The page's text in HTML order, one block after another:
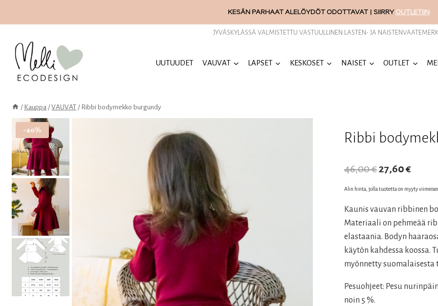
KESÄN PARHAAT ALELÖYDÖT ODOTTAVAT | SIIRRYOUTLETIIN
JYVÄSKYLÄSSÄ VALMISTETTU VASTUULLINEN LASTEN- JA
UUTUUDET VAUVAT LAPSET KESKOSET NAISET OUTLET
/ Kauppa / VAUVAT / Ribbi bodymekko burgundy
-40% Ribbi
46,00€
hinta
46,00 €.
27,60€
hinta
on:
27,60
Alin hinta, jolla tuotetta on myyty
Kaunis vauvan ribbinen
Materiaali on pehmeää
elastaania. Bodyn
käytön kahdessa koossa.
myönnetty
Pesuohjeet: Pesu
noin 5 %.